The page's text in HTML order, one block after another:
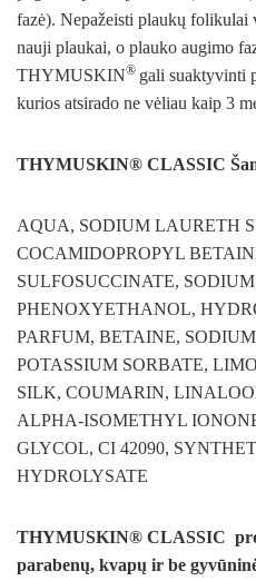
fazė). Nepažeisti plaukų
nauji plaukai, o plauko augimo
THYMUSKIN® gali suaktyvinti
kurios atsirado ne vėliau kaip 3
THYMUSKIN® CLASSIC
AQUA, SODIUM LAURETH
COCAMIDOPROPYL
SULFOSUCCINATE,
PHENOXYETHANOL,
PARFUM, BETAINE,
POTASSIUM SORBATE,
SILK, COUMARIN,
ALPHA-ISOMETHYL
GLYCOL, CI 42090,
HYDROLYSATE
THYMUSKIN® CLASSIC
parabenų, kvapų ir be